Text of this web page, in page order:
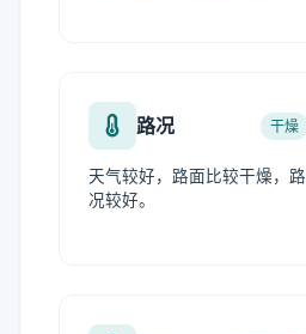
路况 干燥
天气较好，路面比较干燥，路
况较好。